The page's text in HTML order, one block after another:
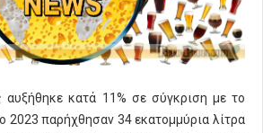
κατά 11% σε σύγκριση με το
2023 παρήχθησαν 34 εκατομμύρια λίτρα